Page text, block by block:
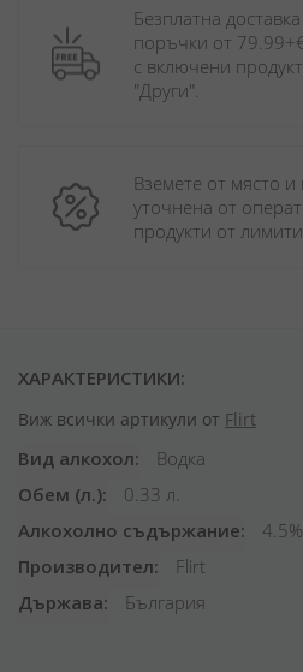
Безплатна
поръчки от
с включени
"Други".
Вземете от място и
уточнена от
продукти от
ХАРАКТЕРИСТИКИ:
Виж всички артикули от Flirt
Вид алкохол
Водка
Обем (л.)
0.33 л.
Алкохолно съдържание
4.5%
Производител
Flirt
Държава
България